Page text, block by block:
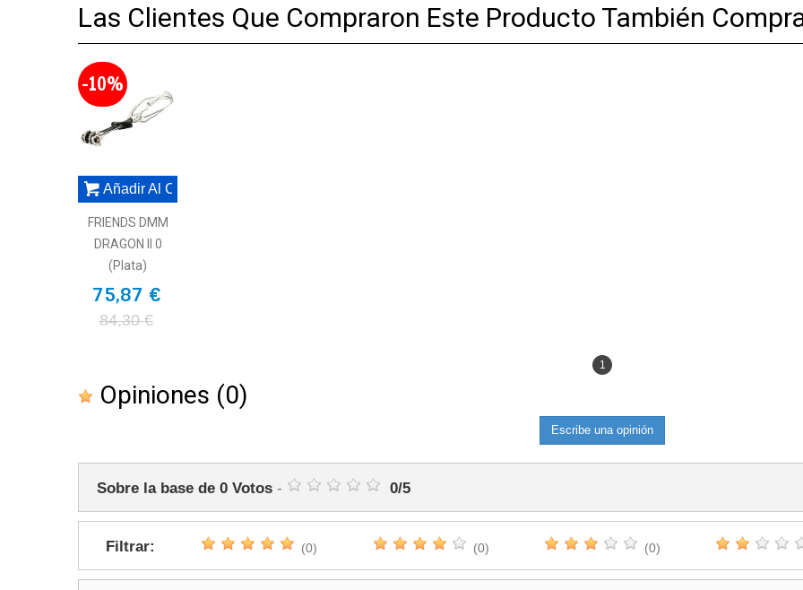
Las Clientes Que Compraron Este Producto También
-10%
Añadir Al Carrito
FRIENDS DMM
DRAGON II 0
(plata)
75,87 €
84,30 €
1
Opiniones (0)
Escribe una opinión
Sobre la base de 0 Votos - 0/5
Filtrar: (0) (0) (0)